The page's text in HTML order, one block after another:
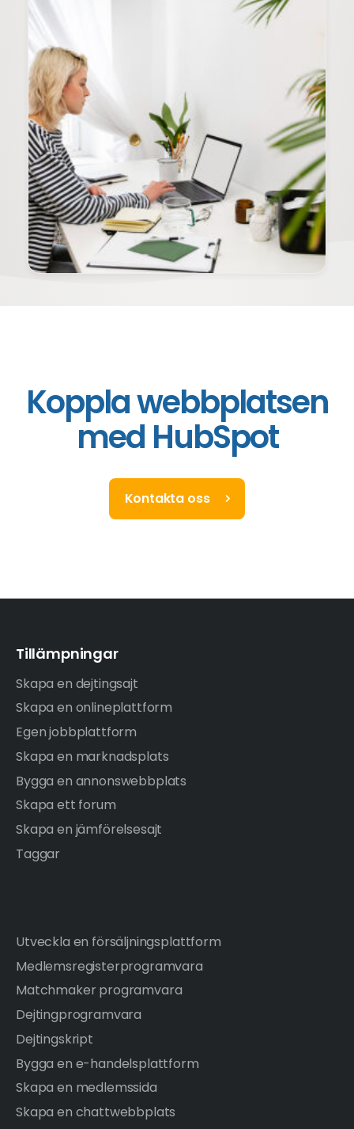
Koppla webbplatsen
med HubSpot
Kontakta oss
Tillämpningar
Skapa en dejtingsajt
Skapa en onlineplattform
Egen jobbplattform
Skapa en marknadsplats
Bygga en annonswebbplats
Skapa ett forum
Skapa en jämförelsesajt
Taggar
Utveckla en försäljningsplattform
Medlemsregisterprogramvara
Matchmaker programvara
Dejtingprogramvara
Dejtingskript
Bygga en e-handelsplattform
Skapa en medlemssida
Skapa en chattwebbplats